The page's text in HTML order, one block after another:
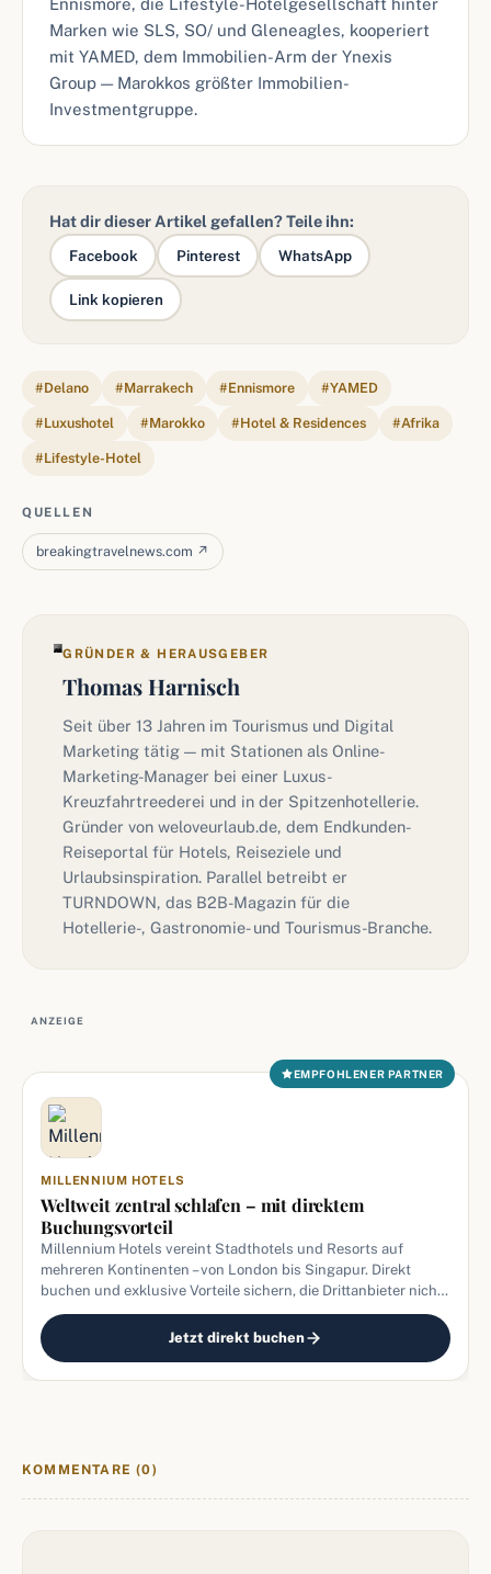
Ennismore, die Lifestyle-Hotelgesellschaft hinter
Marken wie SLS, SO/ und Gleneagles, kooperiert
mit YAMED, dem Immobilien-Arm der Ynexis
Group — Marokkos größter Immobilien-
Investmentgruppe.
Hat dir dieser Artikel gefallen? Teile ihn:
Facebook Pinterest WhatsApp
Link kopieren
#Delano #Marrakech #Ennismore #YAMED
#Luxushotel #Marokko #Hotel & Residences #Afrika
#Lifestyle-Hotel
QUELLEN
breakingtravelnews.com ↗
GRÜNDER & HERAUSGEBER
Thomas Harnisch
Seit über 13 Jahren im Tourismus und Digital
Marketing tätig — mit Stationen als Online-
Marketing-Manager bei einer Luxus-
Kreuzfahrtreederei und in der Spitzenhotellerie.
Gründer von weloveurlaub.de, dem Endkunden-
Reiseportal für Hotels, Reiseziele und
Urlaubsinspiration. Parallel betreibt er
TURNDOWN, das B2B-Magazin für die
Hotellerie-, Gastronomie- und Tourismus-Branche.
ANZEIGE
EMPFOHLENER PARTNER
MILLENNIUM HOTELS
Weltweit zentral schlafen – mit direktem
Buchungsvorteil
Millennium Hotels vereint Stadthotels und Resorts auf
mehreren Kontinenten – von London bis Singapur. Direkt
buchen und exklusive Vorteile sichern, die Drittanbieter nicht
bieten.
Jetzt direkt buchen
KOMMENTARE (0)